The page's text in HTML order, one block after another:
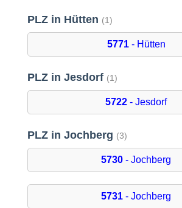
PLZ in Hütten (1)
5771- Hütten
PLZ in Jesdorf (1)
5722 - Jesdorf
PLZ in Jochberg (3)
5730 - Jochberg
5731 - Jochberg